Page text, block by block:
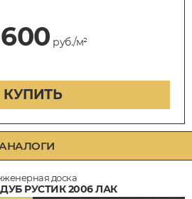
руб./м²
КУПИТЬ
доска
ДУБ РУСТИК 2006 ЛАК